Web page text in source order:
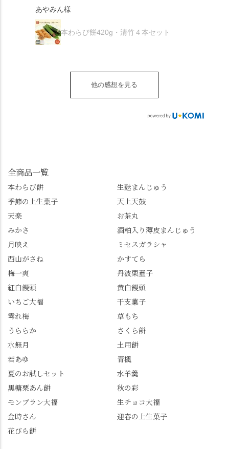
は抹茶きなこが付いて
ますが、追加でかけな
くても十分おいしくい
ただけます。 店内には
ップがあります。店員
さんに一言お声かけて
きました。 •お茶丸 •天
上天鼓 •天楽 •完熟南紅
梅ゼリー 上記4点も定番
の和菓子。 完熟南紅梅
を実施中。期限は
7/26（日）。但し、「み
ゼリーは生の写真を撮
りたかったのですが、
崩れてしまいました。
うにおすすめ。ポイン
トもすぐに貯まります
し、いろんな特典もあ
していない人はぜひこ
の機会に会員登録もし
てみてね。 みなさんは
この中で気になったも
り。器まで美しくて、
事な石の寺「正法寺」
へ。青もみじがきらき
な…」と半ば諦めてい
たら、上の方にはまだ
瑞々しい花がたくさん
✨ちょうどこの日から
始まった「あじさい供
養」で、池に浮かぶあ
じさいにも出会えるか
も。 天然記念物の「遊
龍の松」は、地を這う
ように伸びる主幹がま
える迫力！そして桂昌
院お手植えと伝わる樹
齢300年超のしだれ
桜。"玉の輿"の語源に
院と徳川綱吉の、教科
書がひっくり返るよう
な再評価のお話まで聞
感謝しています。あり
お皿は原稔さん
（@hara_minoru）「角
水無月 #原稔 さん #和
北川
（元日のみ休業）
**************
ちの日常の魅力を発信
ツ #みずは北川 #わらび
餅 #抹茶わらび餅
あやみん様
本わらび餅420g・清竹４本セット
他の感想を見る
全商品一覧
本わらび餅
生麩まんじゅう
季節の上生菓子
天上天鼓
天楽
お茶丸
みかさ
酒粕入り薄皮まんじゅう
月映え
ミセスガラシャ
西山がさね
かすてら
梅一爽
丹波栗童子
紅白饅頭
黄白饅頭
いちご大福
干支菓子
零れ梅
草もち
うららか
さくら餅
水無月
土用餅
若あゆ
青楓
夏のお試しセット
水羊羹
黒糖栗あん餅
秋の彩
モンブラン大福
生チョコ大福
金時さん
迎春の上生菓子
花びら餅